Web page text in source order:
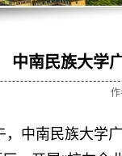
中南民族大学
作
，中南民族大学